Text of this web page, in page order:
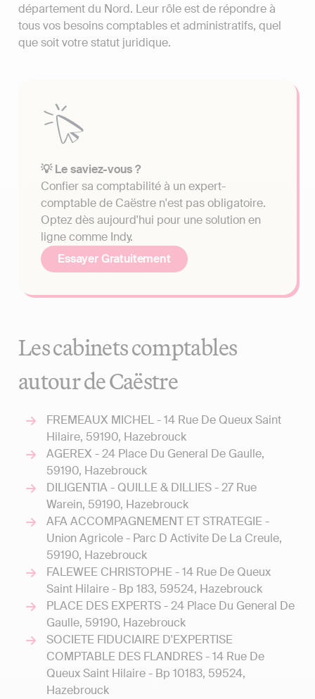
département du Nord. Leur rôle est de répondre à
tous vos besoins comptables et administratifs, quel
que soit votre statut juridique.
💡 Le saviez-vous ?
Confier sa comptabilité à un expert-
comptable de Caëstre n'est pas obligatoire.
Optez dès aujourd'hui pour une solution en
ligne comme Indy.
Essayer Gratuitement
Les cabinets comptables
autour de Caëstre
FREMEAUX MICHEL - 14 Rue De Queux Saint
Hilaire, 59190, Hazebrouck
AGEREX - 24 Place Du General De Gaulle,
59190, Hazebrouck
DILIGENTIA - QUILLE & DILLIES - 27 Rue
Warein, 59190, Hazebrouck
AFA ACCOMPAGNEMENT ET STRATEGIE -
Union Agricole - Parc D Activite De La Creule,
59190, Hazebrouck
FALEWEE CHRISTOPHE - 14 Rue De Queux
Saint Hilaire - Bp 183, 59524, Hazebrouck
PLACE DES EXPERTS - 24 Place Du General De
Gaulle, 59190, Hazebrouck
SOCIETE FIDUCIAIRE D'EXPERTISE
COMPTABLE DES FLANDRES - 14 Rue De
Queux Saint Hilaire - Bp 10183, 59524,
Hazebrouck